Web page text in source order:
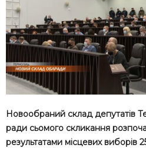
Новообраний склад депутатів
ради сьомого скликання
результатами місцевих виборів